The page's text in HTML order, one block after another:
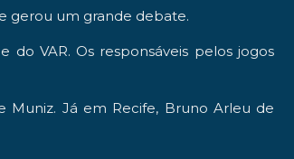
gerou um grande debate.
do VAR.Os responsáveis pelos jogos
Muniz. Já em Recife, Bruno Arleu de